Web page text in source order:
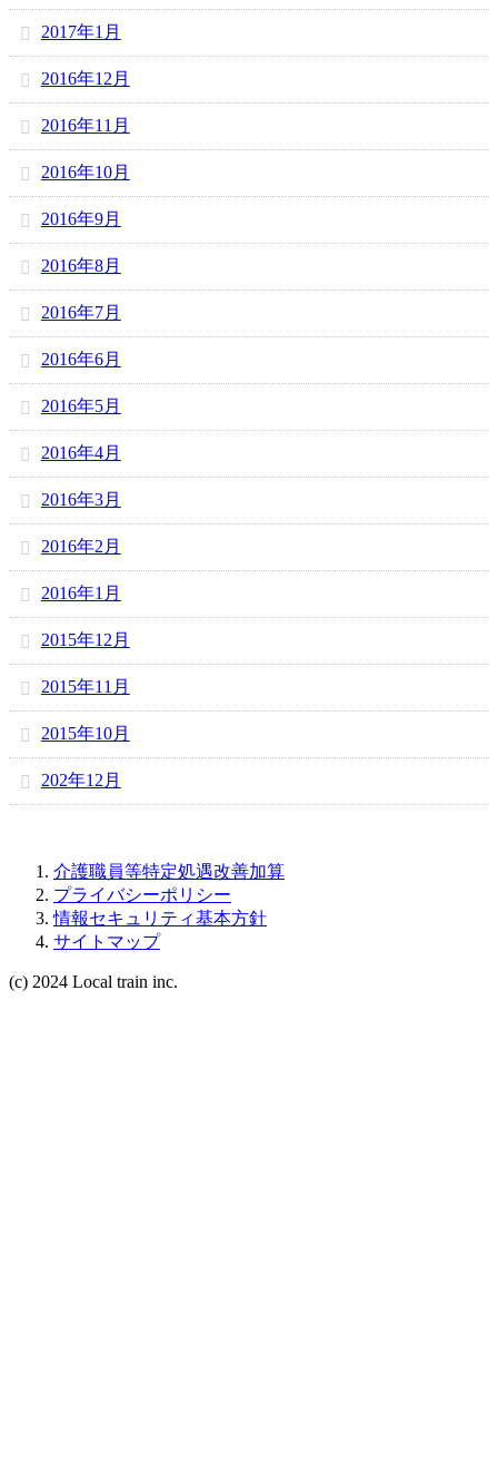
2017年1月
2016年12月
2016年11月
2016年10月
2016年9月
2016年8月
2016年7月
2016年6月
2016年5月
2016年4月
2016年3月
2016年2月
2016年1月
2015年12月
2015年11月
2015年10月
202年12月
介護職員等特定処遇改善加算
プライバシーポリシー
情報セキュリティ基本方針
サイトマップ
(c) 2024 Local train inc.